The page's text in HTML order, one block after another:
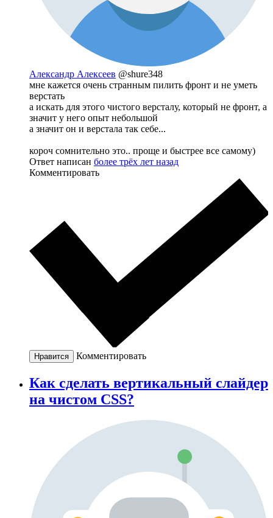
Александр Алексеев @shure348
мне кажется очень странным пилить фронт и не уметь
верстать
а искать для этого чистого версталу, который не фронт, а
значит у него опыт небольшой
а значит он и верстала так себе...
короч сомнительно это.. проще и быстрее все самому)
Ответ написан более трёх лет назад
Комментировать
Нравится Комментировать
Как сделать вертикальный слайдер
на чистом CSS?